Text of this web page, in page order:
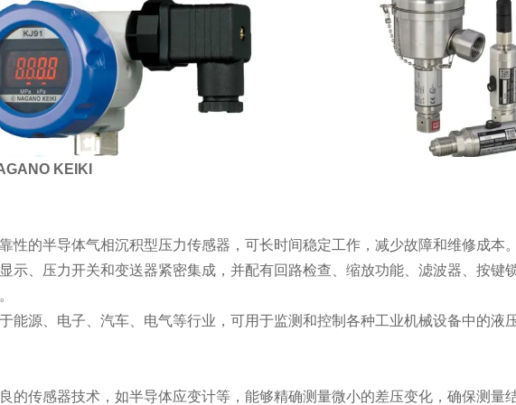
KEIKI
性的半导体气相沉积型压力传感器，可长时间稳定工作，减少故障和维修成本。
示、压力开关和变送器紧密集成，并配有回路检查、缩放功能、滤波器、按键
能源、电子、汽车、电气等行业，可用于监测和控制各种工业机械设备中的液
的传感器技术，如半导体应变计等，能够精确测量微小的差压变化，确保测量